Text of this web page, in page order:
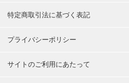
特定商取引法に基づく表記
プライバシーポリシー
サイトのご利用にあたって